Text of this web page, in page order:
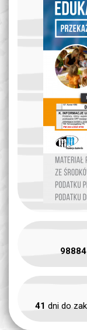
41 dni do